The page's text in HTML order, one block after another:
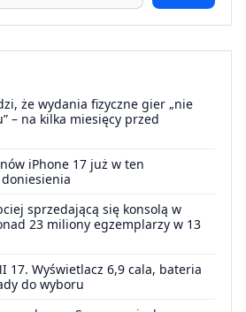
że wydania fizyczne gier „nie
– na kilka miesięcy przed
iPhone 17 już w ten
doniesienia
sprzedającą się konsolą w
23 miliony egzemplarzy w 13
17. Wyświetlacz 6,9 cala, bateria
do wyboru